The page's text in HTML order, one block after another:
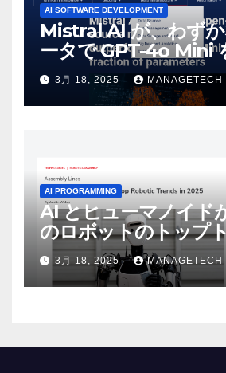
AI SOFTWARE DEVELOPMENT
Mistral AI が、わず
ータで GPT-4o Mini
しいオープンソース
リース | VentureBeat
3月 18, 2025 MANAGETECH
AI PROGRAMMING
AI とヒューマノイド
のロボットのトップ
ASSEMBLY
3月 18, 2025 MANAGETECH